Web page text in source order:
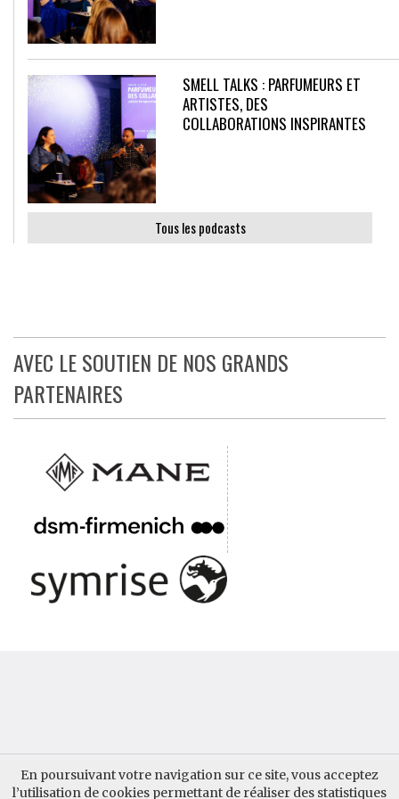
En poursuivant votre navigation sur ce site, vous acceptez
l’utilisation de cookies permettant de réaliser des statistiques
SMELL TALKS : PARFUMEURS ET
ARTISTES, DES
COLLABORATIONS INSPIRANTES
Tous les podcasts
AVEC LE SOUTIEN DE NOS GRANDS
PARTENAIRES
QUI SOMMES-NOUS ? CONTACTER AUPARFUM